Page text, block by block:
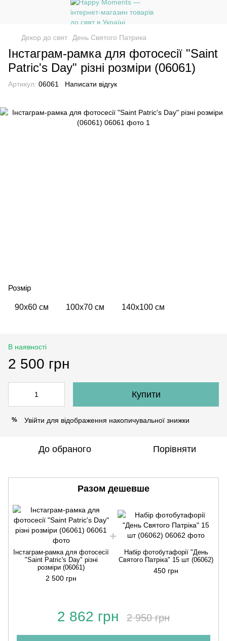
Декор до свят День Святого Патрика
Інстаграм-рамка для фотосесії "Saint
Patric's Day" різні розміри (06061)
Артикул: 06061 Написати відгук
Розмір
90х60 см 100х70 см 140х100 см
В наявності
2 500 грн
Купити
% Увійти для відображення накопичувальної знижки
До обраного Порівняти
Разом дешевше
Інстаграм-рамка для фотосесії
"Saint Patric's Day" різні
розміри (06061)
2 500 грн
Набір фотобутафорії "День
Святого Патріка" 15 шт (06062)
450 грн
2 862 грн 2 950 грн